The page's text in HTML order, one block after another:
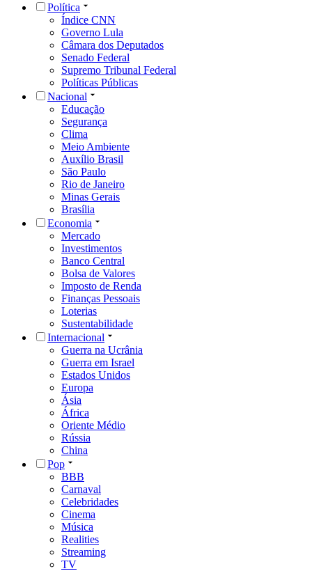
Política
Índice CNN
Governo Lula
Câmara dos Deputados
Senado Federal
Supremo Tribunal Federal
Políticas Públicas
Nacional
Educação
Segurança
Clima
Meio Ambiente
Auxílio Brasil
São Paulo
Rio de Janeiro
Minas Gerais
Brasília
Economia
Mercado
Investimentos
Banco Central
Bolsa de Valores
Imposto de Renda
Finanças Pessoais
Loterias
Sustentabilidade
Internacional
Guerra na Ucrânia
Guerra em Israel
Estados Unidos
Europa
Ásia
África
Oriente Médio
Rússia
China
Pop
BBB
Carnaval
Celebridades
Cinema
Música
Realities
Streaming
TV